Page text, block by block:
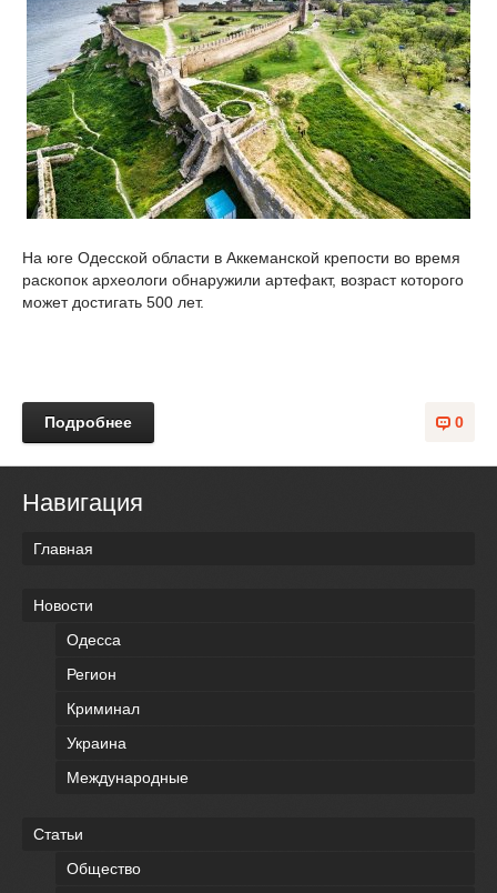
На юге Одесской области в Аккеманской крепости во время
раскопок археологи обнаружили артефакт, возраст которого
может достигать 500 лет.
0
Подробнее
Навигация
Главная
Новости
Одесса
Регион
Криминал
Украина
Международные
Статьи
Общество